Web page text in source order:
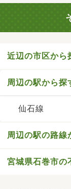
近辺の市区から
周辺の駅から探
仙石線
周辺の駅の路線
宮城県石巻市の